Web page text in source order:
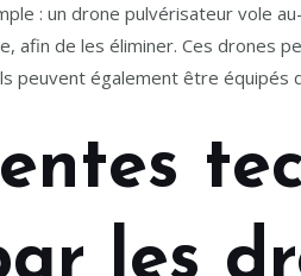
: un drone pulvérisateur vole
afin de les éliminer. Ces
peuvent également être équipés